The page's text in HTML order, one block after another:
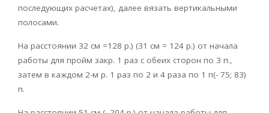
последующих расчетах), далее вязать вертикальными
полосами.
На расстоянии 32 см =128 р.) (31 см = 124 р.) от начала
работы для пройм закр. 1 раз с обеих сторон по 3 п.,
затем в каждом 2-м р. 1 раз по 2 и 4 раза по 1 п(- 75; 83)
п.